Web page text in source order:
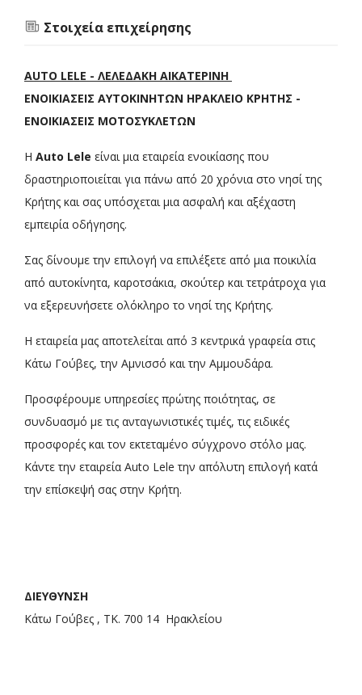
Στοιχεία επιχείρησης
AUTO LELE - ΛΕΛΕΔΑΚΗ ΑΙΚΑΤΕΡΙΝΗ
ΕΝΟΙΚΙΑΣΕΙΣ ΑΥΤΟΚΙΝΗΤΩΝ ΗΡΑΚΛΕΙΟ ΚΡΗΤΗΣ -
ΕΝΟΙΚΙΑΣΕΙΣ ΜΟΤΟΣΥΚΛΕΤΩΝ
Η Auto Lele είναι μια εταιρεία ενοικίασης που
δραστηριοποιείται για πάνω από 20 χρόνια στο νησί της
Κρήτης και σας υπόσχεται μια ασφαλή και αξέχαστη
εμπειρία οδήγησης.
Σας δίνουμε την επιλογή να επιλέξετε από μια ποικιλία
από αυτοκίνητα, καροτσάκια, σκούτερ και τετράτροχα για
να εξερευνήσετε ολόκληρο το νησί της Κρήτης.
Η εταιρεία μας αποτελείται από 3 κεντρικά γραφεία στις
Κάτω Γούβες, την Αμνισσό και την Αμμουδάρα.
Προσφέρουμε υπηρεσίες πρώτης ποιότητας, σε
συνδυασμό με τις ανταγωνιστικές τιμές, τις ειδικές
προσφορές και τον εκτεταμένο σύγχρονο στόλο μας.
Κάντε την εταιρεία Auto Lele την απόλυτη επιλογή κατά
την επίσκεψή σας στην Κρήτη.
ΔΙΕΥΘΥΝΣΗ
Κάτω Γούβες , ΤΚ. 700 14 Ηρακλείου